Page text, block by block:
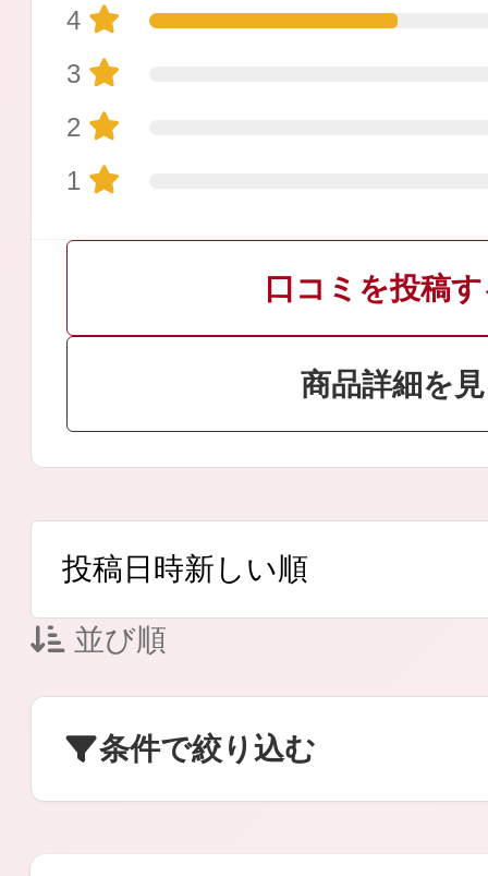
スキンクリア
クレンズオイル
ボディケア
4
3
2
1
商品詳細を
口コミを投稿
並び順
条件で絞り込む